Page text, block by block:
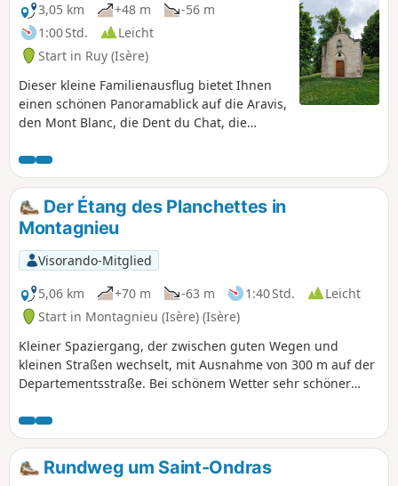
3,05 km
+48 m
-56 m
1:00 Std.
Leicht
Start in Ruy (Isère)
Dieser kleine Familienausflug bietet Ihnen
einen schönen Panoramablick auf die Aravis,
den Mont Blanc, die Dent du Chat, die
Vercors.
Der Étang des Planchettes in
Montagnieu
Visorando-Mitglied
5,06 km
+70 m -63 m 1:40 Std.
Leicht
Start in Montagnieu (Isère) (Isère)
Kleiner Spaziergang, der zwischen guten Wegen und
kleinen Straßen wechselt, mit Ausnahme von 300 m auf der
Departementsstraße. Bei schönem Wetter sehr schöner
und sogar den Mont Blanc.
Rundweg um Saint-Ondras